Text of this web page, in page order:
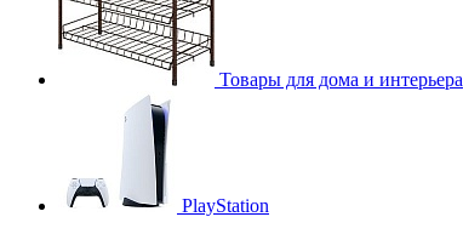
Товары для дома и интерьера
PlayStation